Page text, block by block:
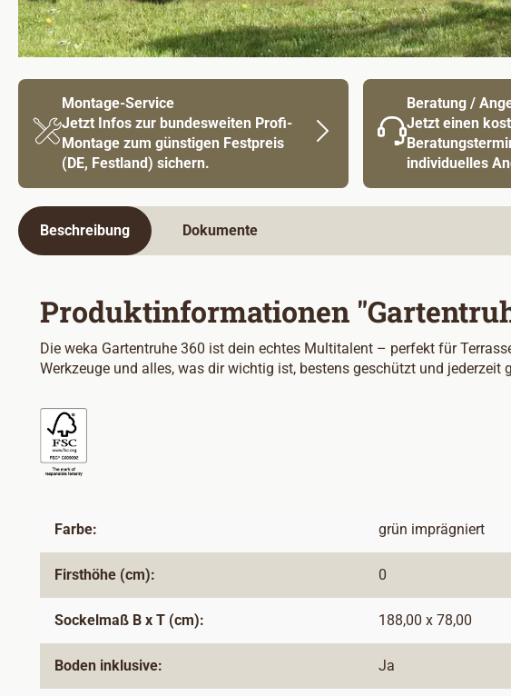
Montage-Service
Jetzt Infos zur bundesweiten Profi-
Montage zum günstigen Festpreis
(DE, Festland) sichern.
Beratung /
Jetzt einen
individuelles
Beschreibung Dokumente
Produktinformationen
Die weka Gartentruhe 360 ist dein echtes Multitalent – perfekt für
Werkzeuge und alles, was dir wichtig ist, bestens geschützt und jederzeit
Farbe: grün imprägniert
Firsthöhe (cm): 0
Sockelmaß B x T (cm): 188,00 x 78,00
Boden inklusive: Ja